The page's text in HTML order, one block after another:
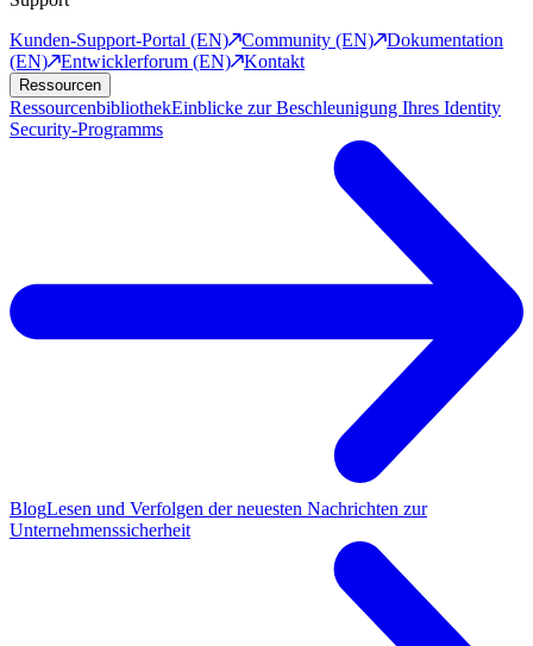
Kunden-Support-Portal (EN)
Community (EN)
Dokumentation
(EN)
Entwicklerforum (EN) Kontakt
Ressourcen
RessourcenbibliothekEinblicke zur Beschleunigung Ihres Identity
Security-Programms
BlogLesen und Verfolgen der neuesten Nachrichten zur
Unternehmenssicherheit